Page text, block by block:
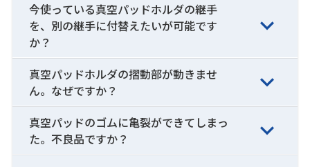
今使っている真空パッドホルダの継手
を、別の継手に付替えたいが可能です
か？
真空パッドホルダの摺動部が動きませ
ん。なぜですか？
真空パッドのゴムに亀裂ができてしまっ
た。不良品ですか？